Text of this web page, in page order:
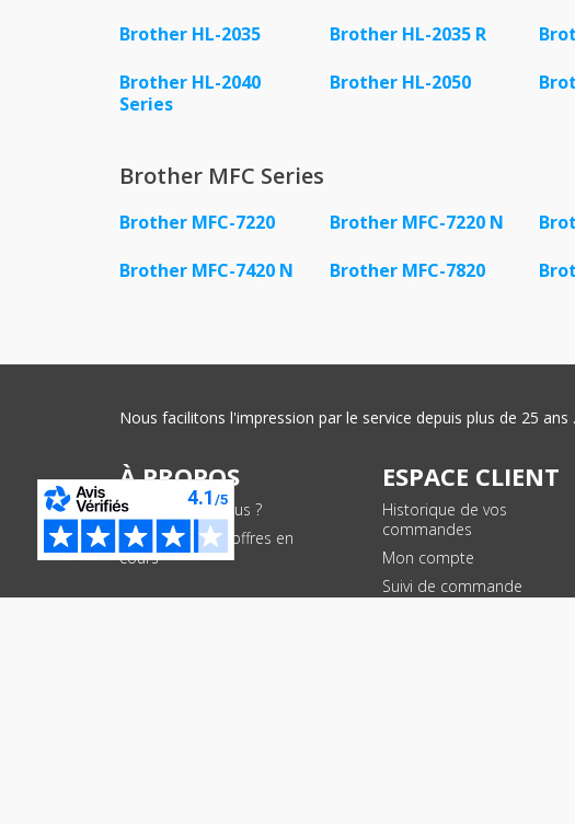
Brother HL-2035
Brother HL-2035 R
Brother HL-2040
Series
Brother HL-2050
Brother MFC Series
Brother MFC-7220 Brother MFC-7220 N
Brother MFC-7420 N
Brother MFC-7820
Nous facilitons l'impression par le service depuis plus de 25
À PROPOS
Qui sommes-nous ?
Conditions des offres en
cours
ESPACE CLIENT
Historique de vos
commandes
Mon compte
Suivi de commande